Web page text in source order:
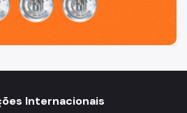
Internacionais